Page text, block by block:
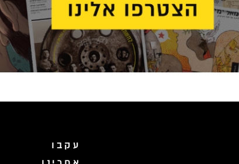
עקבו